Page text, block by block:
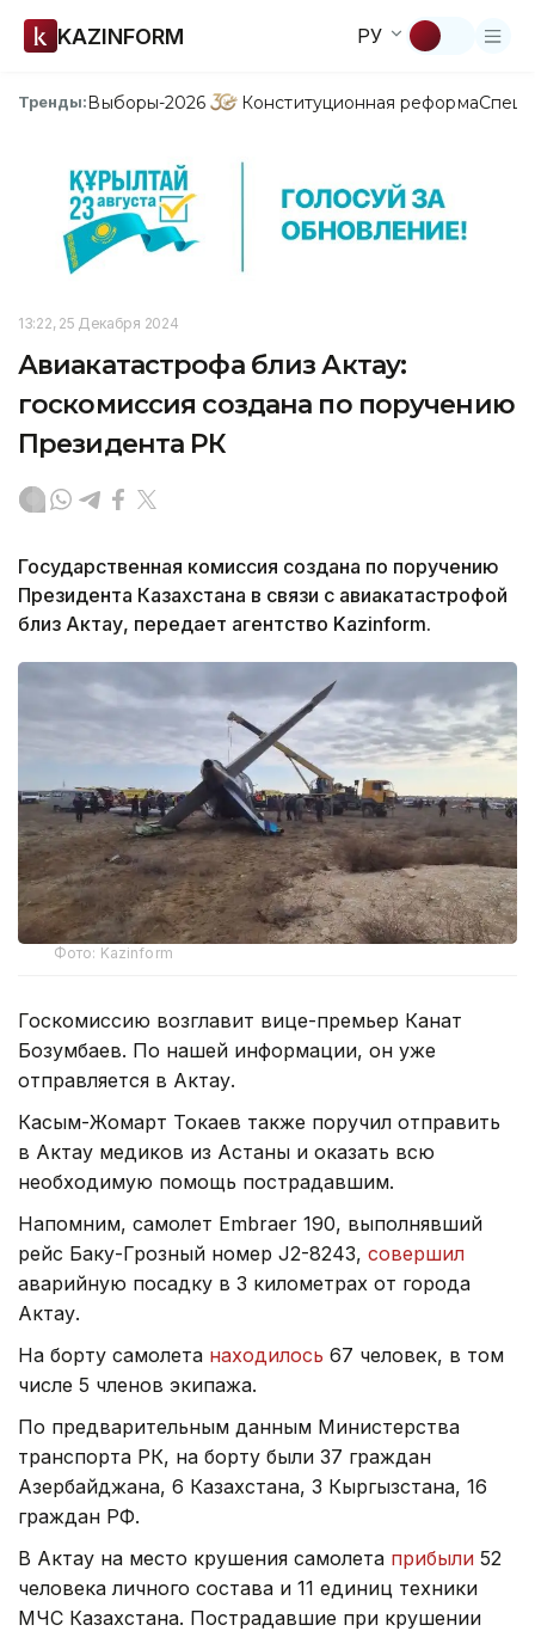
KAZINFORM РУ
Тренды:Выборы-2026 Конституционная реформа
13:22, 25 Декабря 2024
Авиакатастрофа близ Актау:
госкомиссия создана по поручению
Президента РК
Государственная комиссия создана по поручению
Президента Казахстана в связи с авиакатастрофой
близ Актау, передает агентство Kazinform.
Фото: Kazinform
Госкомиссию возглавит вице-премьер Канат
Бозумбаев. По нашей информации, он уже
отправляется в Актау.
Касым-Жомарт Токаев также поручил отправить
в Актау медиков из Астаны и оказать всю
необходимую помощь пострадавшим.
Напомним, самолет Embraer 190, выполнявший
рейс Баку-Грозный номер J2-8243, совершил
аварийную посадку в 3 километрах от города
Актау.
На борту самолета находилось 67 человек, в том
числе 5 членов экипажа.
По предварительным данным Министерства
транспорта РК, на борту были 37 граждан
Азербайджана, 6 Казахстана, 3 Кыргызстана, 16
граждан РФ.
В Актау на место крушения самолета прибыли 52
человека личного состава и 11 единиц техники
МЧС Казахстана. Пострадавшие при крушении